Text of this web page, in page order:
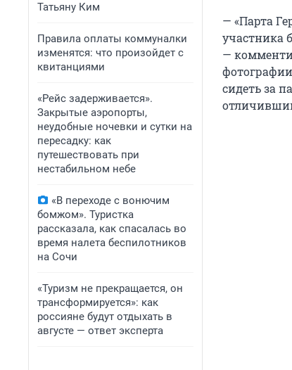
Татьяну Ким
Правила оплаты коммуналки
изменятся: что произойдет с
квитанциями
«Рейс задерживается».
Закрытые аэропорты,
неудобные ночевки и сутки на
пересадку: как
путешествовать при
нестабильном небе
«В переходе с вонючим
бомжом». Туристка
рассказала, как спасалась во
время налета беспилотников
на Сочи
«Туризм не прекращается, он
трансформируется»: как
россияне будут отдыхать в
августе — ответ эксперта
— «Парта
участника
—
сидеть за